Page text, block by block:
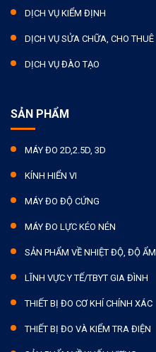
DỊCH VỤ KIỂM ĐỊNH
DỊCH VỤ SỬA CHỮA, CHO THUÊ
DỊCH VỤ ĐÀO TẠO
SẢN PHẨM
MÁY ĐO 2D,2.5D, 3D
KÍNH HIỂN VI
MÁY ĐO ĐỘ CỨNG
MÁY ĐO LỰC KÉO NÉN
SẢN PHẨM VỀ NHIỆT ĐỘ, ĐỘ ẨM
LĨNH VỰC Y TẾ/TBYT GIA ĐÌNH
THIẾT BỊ ĐO CƠ KHÍ CHÍNH XÁC
THIẾT BỊ ĐO VÀ KIỂM TRA ĐIỆN